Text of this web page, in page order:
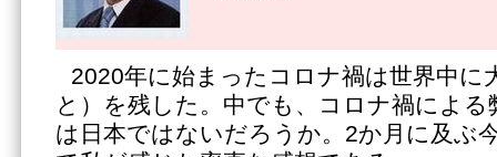
2020年に始まったコロナ禍は世界中に
と）を残した。中でも、コロナ禍によ
は日本ではないだろうか。2か月に及ぶ